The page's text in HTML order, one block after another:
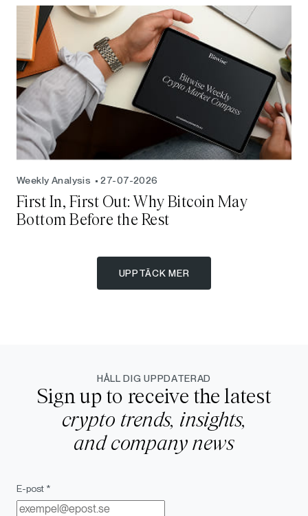
Weekly Analysis 27-07-2026
First In, First Out: Why Bitcoin May
Bottom Before the Rest
UPPTÄCK MER
HÅLL DIG UPPDATERAD
Sign up to receive the latest
crypto trends, insights,
and company news
E-post *